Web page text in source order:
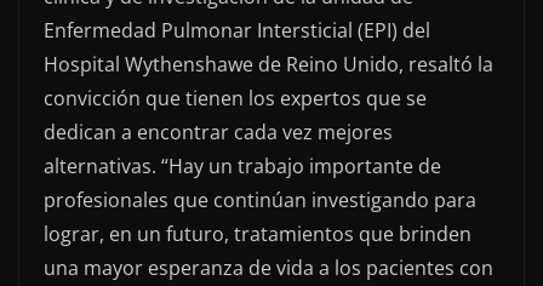
Enfermedad Pulmonar Intersticial (EPI) del
Hospital Wythenshawe de Reino Unido, resaltó la
convicción que tienen los expertos que se
dedican a encontrar cada vez mejores
alternativas. “Hay un trabajo importante de
profesionales que continúan investigando para
lograr, en un futuro, tratamientos que brinden
una mayor esperanza de vida a los pacientes con